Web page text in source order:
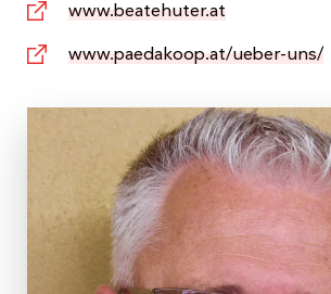
www.beatehuter.at
www.paedakoop.at/ueber-uns/